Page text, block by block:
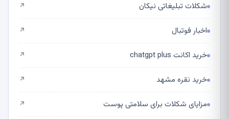
شکلات تبلیغاتی نیکان ↗
اخبار فوتبال ↗
خرید اکانت chatgpt plus ↗
خرید نقره مشهد ↗
مزایای شکلات برای سلامتی پوست ↗